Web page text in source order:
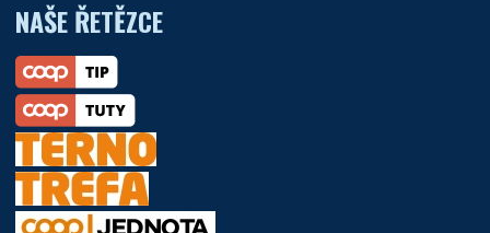
NAŠE ŘETĚZCE